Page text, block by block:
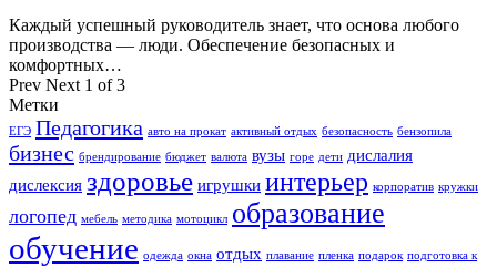
Каждый успешный руководитель знает, что основа любого
производства — люди. Обеспечение безопасных и
комфортных…
Prev Next 1 of 3
Метки
ЕГЭ Педагогика авто на прокат активный отдых безопасность бензопила
бизнес брендирование бюджет валюта вузы горе дети дислалия
дислексия здоровье игрушки интерьер корпоратив кружки
логопед мебель методика мотоцикл образование
обучение одежда окна отдых плавание пленка подарок подготовка к